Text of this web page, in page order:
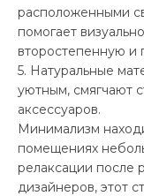
расположенными
помогает
второстепенную и
5. Натуральные
уютным, смягчают
аксессуаров.
Минимализм
помещениях
релаксации после
дизайнеров, этот